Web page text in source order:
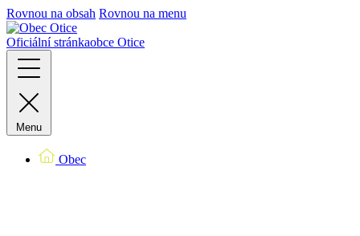
Rovnou na obsah Rovnou na menu
Oficiální stránkaobce Otice
Menu
Obec